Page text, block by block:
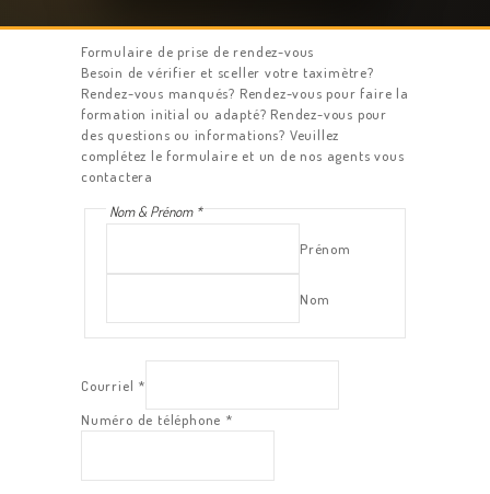
Formulaire de prise de rendez-vous
Besoin de vérifier et sceller votre taximètre?
Rendez-vous manqués? Rendez-vous pour faire la
formation initial ou adapté? Rendez-vous pour
des questions ou informations? Veuillez
complétez le formulaire et un de nos agents vous
contactera
Nom & Prénom *
Prénom
Nom
Courriel *
Numéro de téléphone *